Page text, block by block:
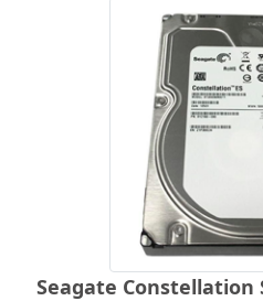
Seagate Constellation